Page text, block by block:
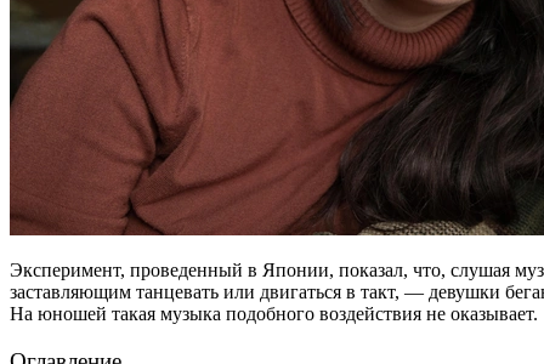
Эксперимент, проведенный в Японии, показал, что, слушая
заставляющим танцевать или двигаться в такт, — девушки
На юношей такая музыка подобного воздействия не оказывает.